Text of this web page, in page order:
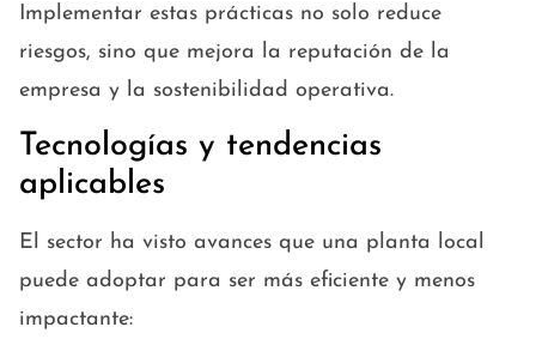
Implementar estas prácticas no solo reduce
riesgos, sino que mejora la reputación de la
empresa y la sostenibilidad operativa.
Tecnologías y tendencias
aplicables
El sector ha visto avances que una planta local
puede adoptar para ser más eficiente y menos
impactante: